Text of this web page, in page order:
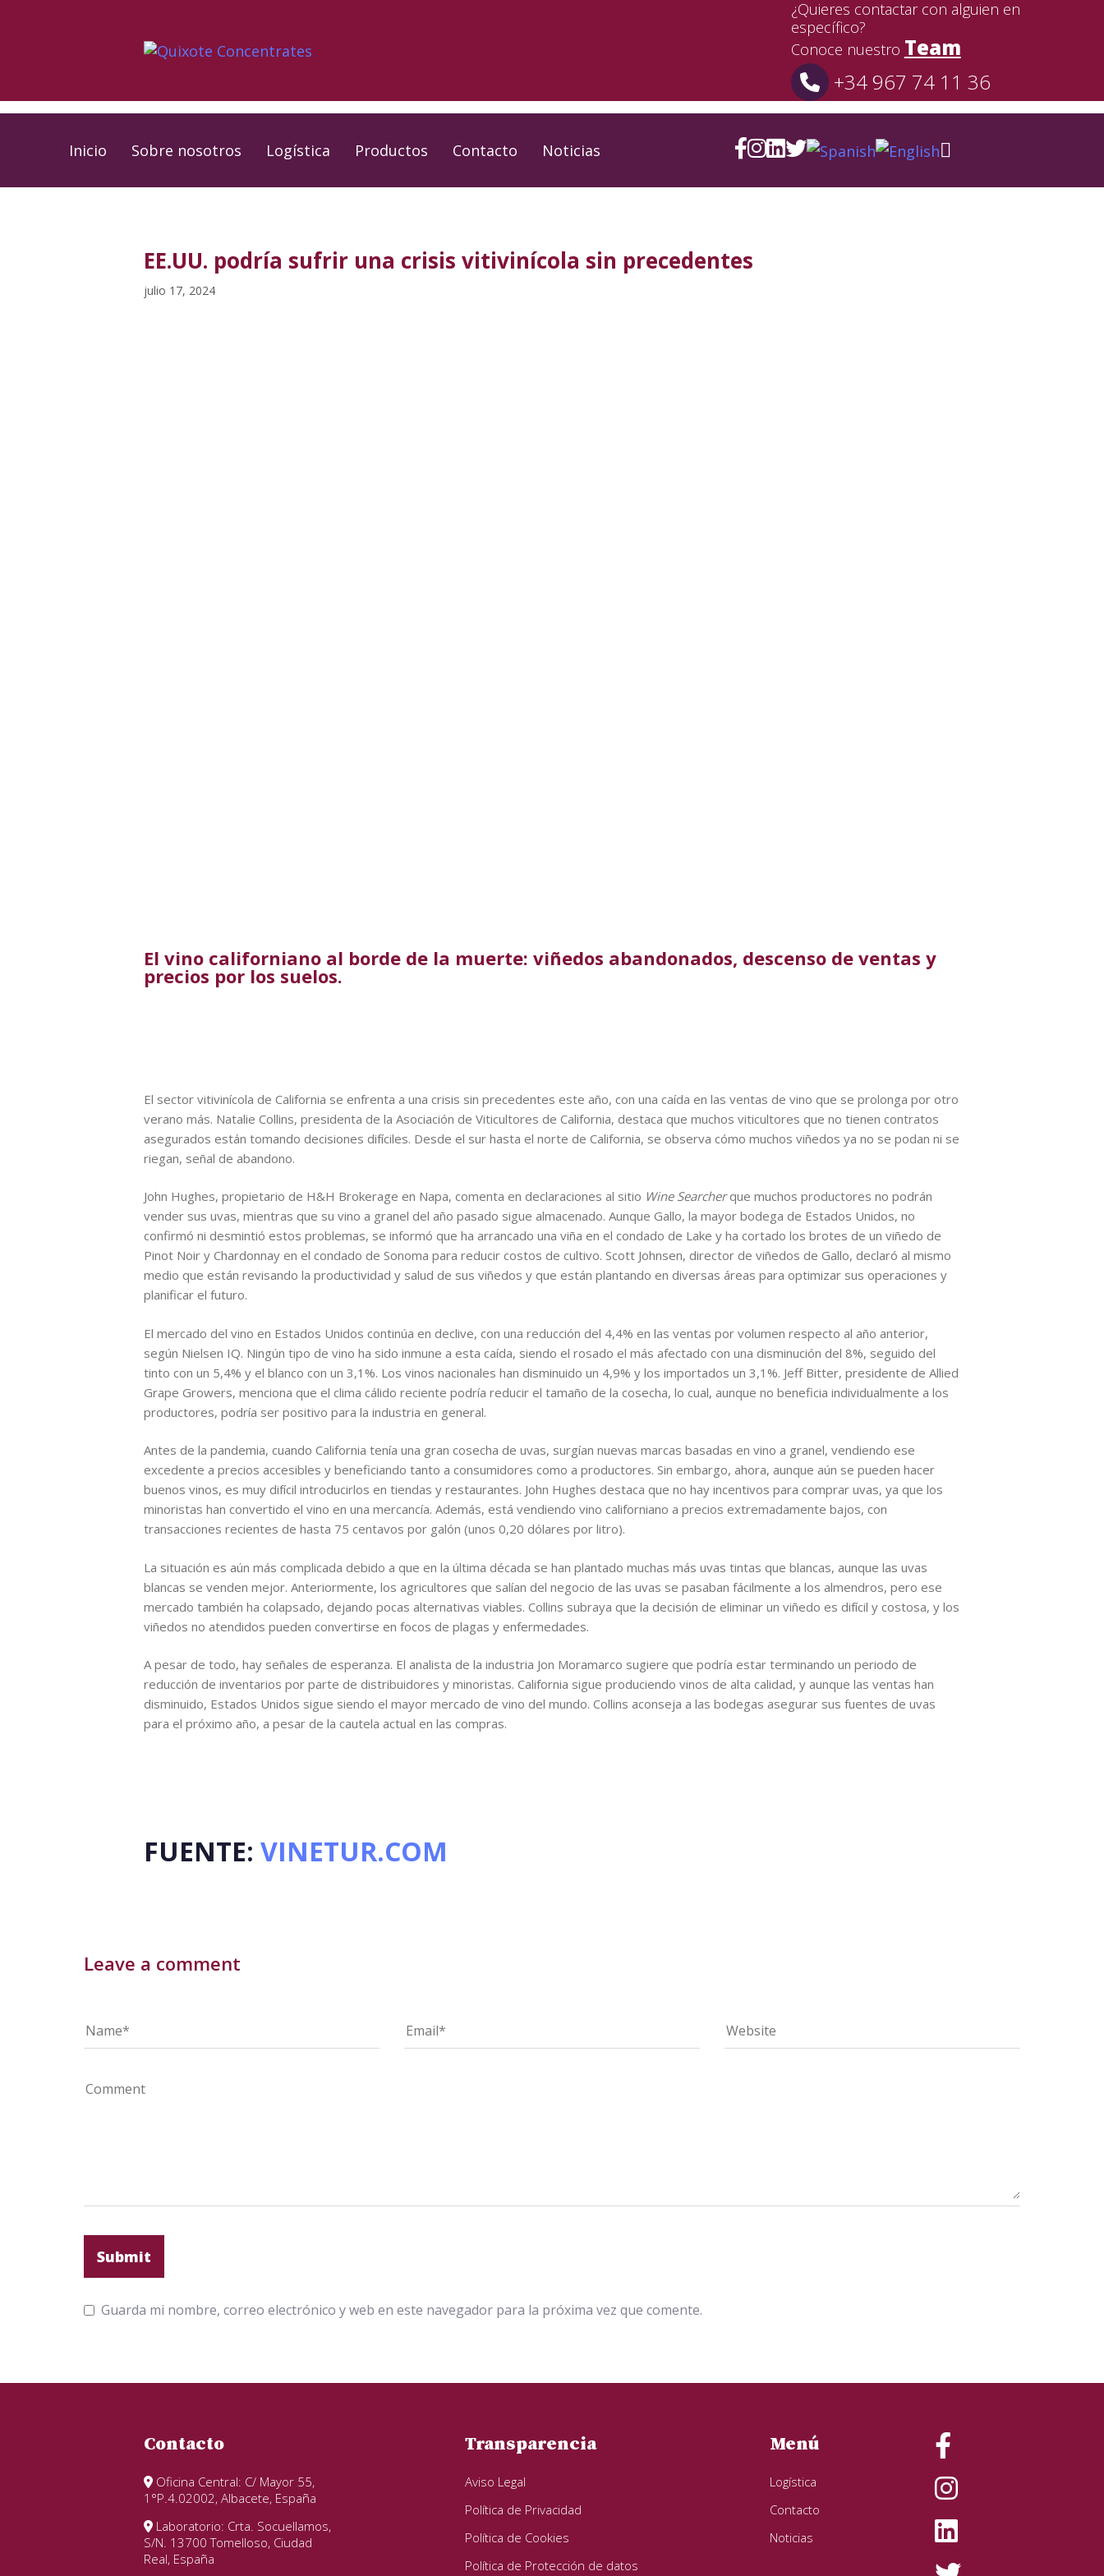
Skip
¿Quieres contactar con alguien en
específico?
Conoce nuestro Team
+34 967 74 11 36
Inicio Sobre nosotros Logística Productos Contacto Noticias
EE.UU. podría sufrir una crisis vitivinícola sin precedentes
julio 17, 2024
El vino californiano al borde de la muerte: viñedos abandonados, descenso de ventas y
precios por los suelos.
El sector vitivinícola de California se enfrenta a una crisis sin precedentes este año, con una caída en las ventas de vino que se prolonga por otro
verano más. Natalie Collins, presidenta de la Asociación de Viticultores de California, destaca que muchos viticultores que no tienen contratos
asegurados están tomando decisiones difíciles. Desde el sur hasta el norte de California, se observa cómo muchos viñedos ya no se podan ni se
riegan, señal de abandono.
John Hughes, propietario de H&H Brokerage en Napa, comenta en declaraciones al sitio Wine Searcherque muchos productores no podrán
vender sus uvas, mientras que su vino a granel del año pasado sigue almacenado. Aunque Gallo, la mayor bodega de Estados Unidos, no
confirmó ni desmintió estos problemas, se informó que ha arrancado una viña en el condado de Lake y ha cortado los brotes de un viñedo de
Pinot Noir y Chardonnay en el condado de Sonoma para reducir costos de cultivo. Scott Johnsen, director de viñedos de Gallo, declaró al mismo
medio que están revisando la productividad y salud de sus viñedos y que están plantando en diversas áreas para optimizar sus operaciones y
planificar el futuro.
El mercado del vino en Estados Unidos continúa en declive, con una reducción del 4,4% en las ventas por volumen respecto al año anterior,
según Nielsen IQ. Ningún tipo de vino ha sido inmune a esta caída, siendo el rosado el más afectado con una disminución del 8%, seguido del
tinto con un 5,4% y el blanco con un 3,1%. Los vinos nacionales han disminuido un 4,9% y los importados un 3,1%. Jeff Bitter, presidente de Allied
Grape Growers, menciona que el clima cálido reciente podría reducir el tamaño de la cosecha, lo cual, aunque no beneficia individualmente a los
productores, podría ser positivo para la industria en general.
Antes de la pandemia, cuando California tenía una gran cosecha de uvas, surgían nuevas marcas basadas en vino a granel, vendiendo ese
excedente a precios accesibles y beneficiando tanto a consumidores como a productores. Sin embargo, ahora, aunque aún se pueden hacer
buenos vinos, es muy difícil introducirlos en tiendas y restaurantes. John Hughes destaca que no hay incentivos para comprar uvas, ya que los
minoristas han convertido el vino en una mercancía. Además, está vendiendo vino californiano a precios extremadamente bajos, con
transacciones recientes de hasta 75 centavos por galón (unos 0,20 dólares por litro).
La situación es aún más complicada debido a que en la última década se han plantado muchas más uvas tintas que blancas, aunque las uvas
blancas se venden mejor. Anteriormente, los agricultores que salían del negocio de las uvas se pasaban fácilmente a los almendros, pero ese
mercado también ha colapsado, dejando pocas alternativas viables. Collins subraya que la decisión de eliminar un viñedo es difícil y costosa, y los
viñedos no atendidos pueden convertirse en focos de plagas y enfermedades.
A pesar de todo, hay señales de esperanza. El analista de la industria Jon Moramarco sugiere que podría estar terminando un periodo de
reducción de inventarios por parte de distribuidores y minoristas. California sigue produciendo vinos de alta calidad, y aunque las ventas han
disminuido, Estados Unidos sigue siendo el mayor mercado de vino del mundo. Collins aconseja a las bodegas asegurar sus fuentes de uvas
para el próximo año, a pesar de la cautela actual en las compras.
FUENTE: VINETUR.COM
Leave a comment
Guarda mi nombre, correo electrónico y web en este navegador para la próxima vez que comente.
Contacto
Oficina Central: C/ Mayor 55,
1°P.4.02002, Albacete, España
Laboratorio: Crta. Socuellamos,
S/N. 13700 Tomelloso, Ciudad
Real, España
Transparencia
Aviso Legal
Política de Privacidad
Política de Cookies
Política de Protección de datos
Menú
Logística
Contacto
Noticias